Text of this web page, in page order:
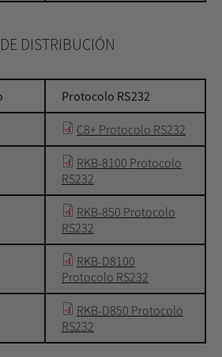
DISTRIBUCIÓN
Protocolo RS232
C8+ Protocolo RS232
RKB-8100 Protocolo
RS232
RKB-850 Protocolo
RS232
RKB-D8100
Protocolo RS232
RKB-D850 Protocolo
RS232